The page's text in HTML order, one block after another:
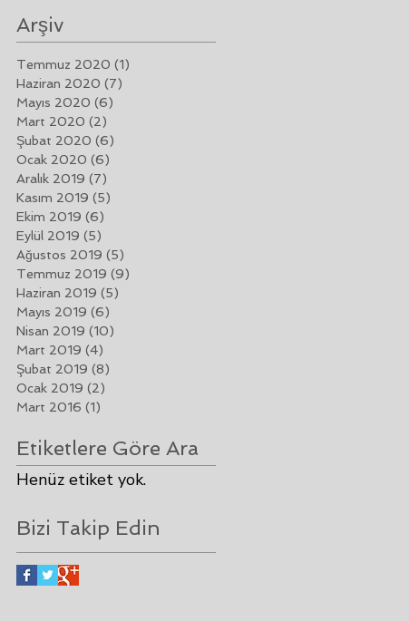
Arşiv
Temmuz 2020 (1)
Haziran 2020 (7)
Mayıs 2020 (6)
Mart 2020 (2)
Şubat 2020 (6)
Ocak 2020 (6)
Aralık 2019 (7)
Kasım 2019 (5)
Ekim 2019 (6)
Eylül 2019 (5)
Ağustos 2019 (5)
Temmuz 2019 (9)
Haziran 2019 (5)
Mayıs 2019 (6)
Nisan 2019 (10)
Mart 2019 (4)
Şubat 2019 (8)
Ocak 2019 (2)
Mart 2016 (1)
Etiketlere Göre Ara
Henüz etiket yok.
Bizi Takip Edin